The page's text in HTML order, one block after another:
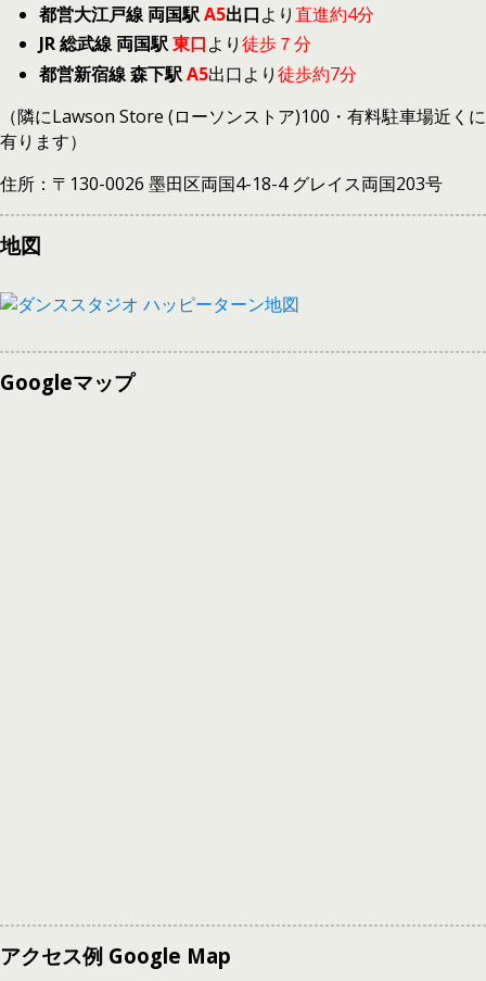
都営大江戸線 両国駅A5出口より直進約4分
JR 総武線 両国駅東口より徒歩７分
都営新宿線 森下駅A5出口より徒歩約7分
（隣にLawson Store (ローソンストア)100・有料駐車場近くに
有ります）
住所：〒130-0026 墨田区両国4-18-4 グレイス両国203号
地図
Googleマップ
アクセス例 Google Map